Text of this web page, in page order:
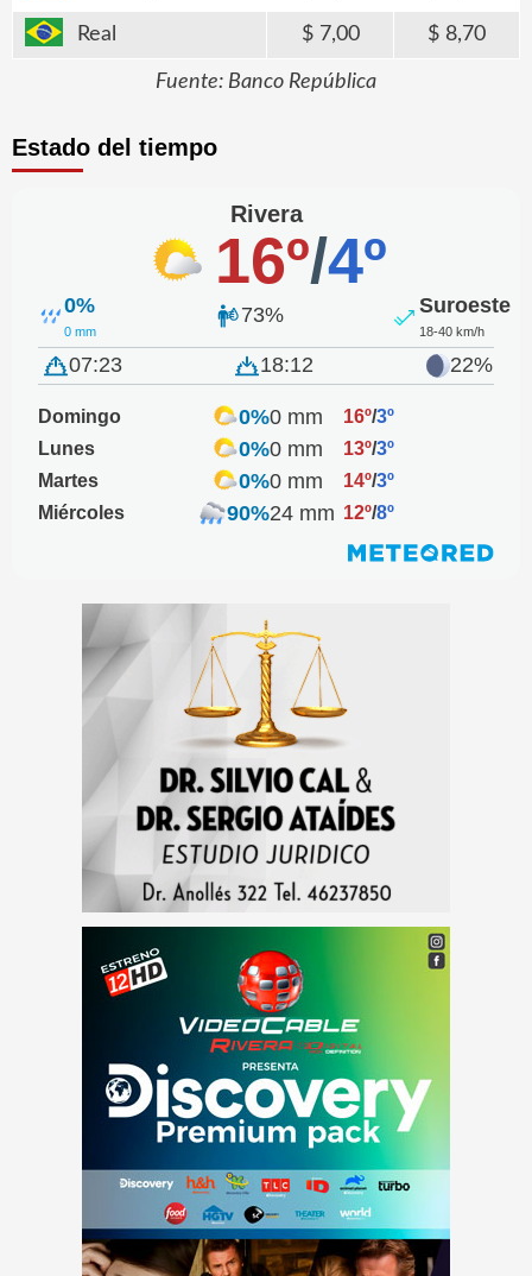
Real 7,00 8,70
Fuente: Banco República
Estado del tiempo
Rivera
16º/4º
0%
0 mm
73% Suroeste
18-40 km/h
07:23 18:12 22%
Domingo 0%0 mm 16º/3º
Lunes
0%0 mm 13º/3º
Martes
0%0 mm 14º/3º
Miércoles
90%24 mm 12º/8º